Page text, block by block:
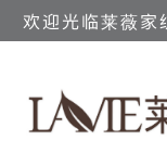
欢迎光临莱薇家